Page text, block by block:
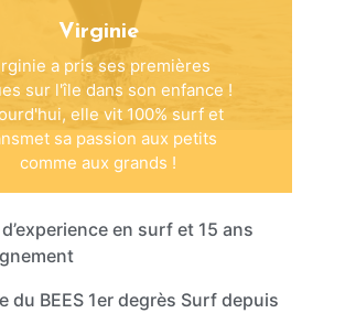
Virginie
a pris ses premières
sur l'île dans son enfance !
elle vit 100% surf et
sa passion aux petits
comme aux grands !
en surf et 15 ans
du BEES 1er degrès Surf depuis